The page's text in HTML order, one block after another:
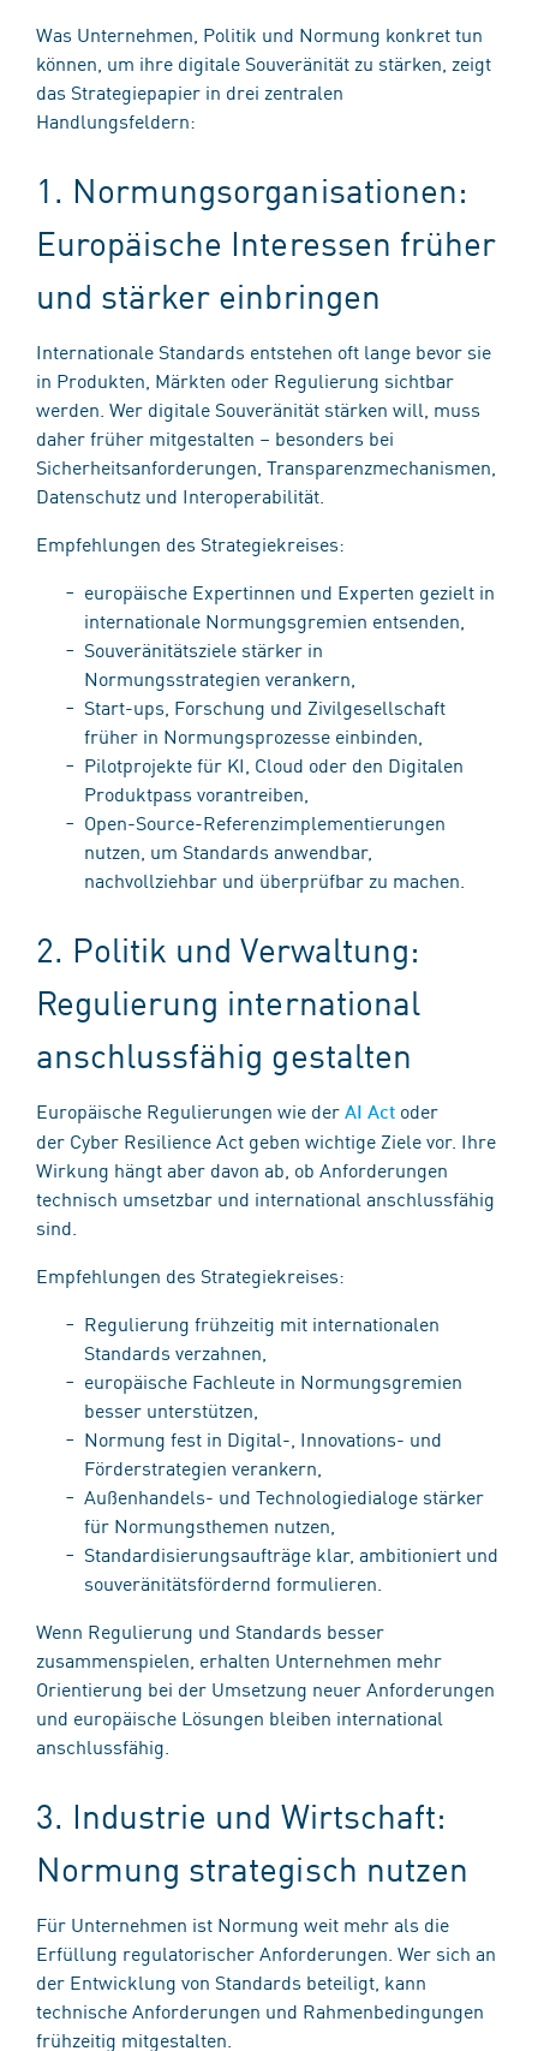
Was Unternehmen, Politik und Normung konkret tun
können, um ihre digitale Souveränität zu stärken, zeigt
das Strategiepapier in drei zentralen
Handlungsfeldern:
1. Normungsorganisationen:
Europäische Interessen früher
und stärker einbringen
Internationale Standards entstehen oft lange bevor sie
in Produkten, Märkten oder Regulierung sichtbar
werden. Wer digitale Souveränität stärken will, muss
daher früher mitgestalten – besonders bei
Sicherheitsanforderungen, Transparenzmechanismen,
Datenschutz und Interoperabilität.
Empfehlungen des Strategiekreises:
europäische Expertinnen und Experten gezielt in
internationale Normungsgremien entsenden,
Souveränitätsziele stärker in
Normungsstrategien verankern,
Start-ups, Forschung und Zivilgesellschaft
früher in Normungsprozesse einbinden,
Pilotprojekte für KI, Cloud oder den Digitalen
Produktpass vorantreiben,
Open-Source-Referenzimplementierungen
nutzen, um Standards anwendbar,
nachvollziehbar und überprüfbar zu machen.
2. Politik und Verwaltung:
Regulierung international
anschlussfähig gestalten
Europäische Regulierungen wie der AI Act oder
der Cyber Resilience Act geben wichtige Ziele vor. Ihre
Wirkung hängt aber davon ab, ob Anforderungen
technisch umsetzbar und international anschlussfähig
sind.
Empfehlungen des Strategiekreises:
Regulierung frühzeitig mit internationalen
Standards verzahnen,
europäische Fachleute in Normungsgremien
besser unterstützen,
Normung fest in Digital-, Innovations- und
Förderstrategien verankern,
Außenhandels- und Technologiedialoge stärker
für Normungsthemen nutzen,
Standardisierungsaufträge klar, ambitioniert und
souveränitätsfördernd formulieren.
Wenn Regulierung und Standards besser
zusammenspielen, erhalten Unternehmen mehr
Orientierung bei der Umsetzung neuer Anforderungen
und europäische Lösungen bleiben international
anschlussfähig.
3. Industrie und Wirtschaft:
Normung strategisch nutzen
Für Unternehmen ist Normung weit mehr als die
Erfüllung regulatorischer Anforderungen. Wer sich an
der Entwicklung von Standards beteiligt, kann
technische Anforderungen und Rahmenbedingungen
frühzeitig mitgestalten.